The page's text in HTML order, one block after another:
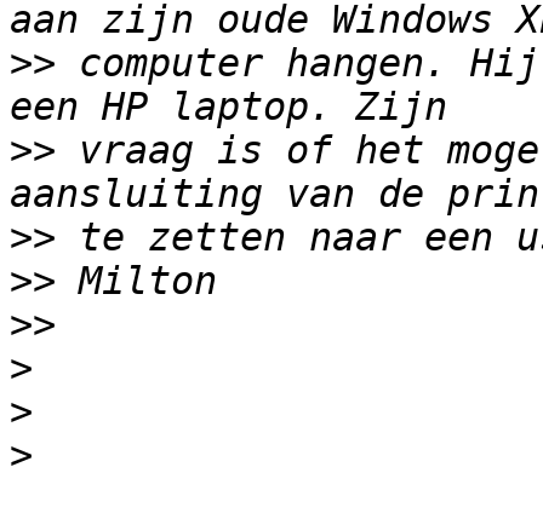
>> computer hangen.
>> vraag is of het
>>
>>
>>
>
>
>